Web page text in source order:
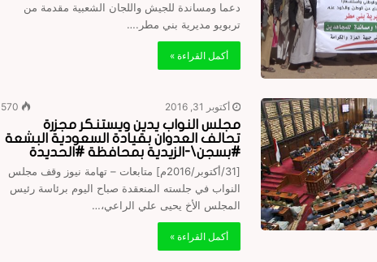
دعما ومساندة للجيش واللجان الشعبية مقدمة من
تربويو مديرية بني مطر.…
أكمل القراءة »
أكتوبر 31, 2016 570
مجلس النواب يدين ويستنكر مجزرة
تحالف العدوان بقيادة السعودية البشعة
#بسجن\-الزيدية بمحافظة #الحديدة
[31/أكتوبر/2016م] متابعات – تهامة نيوز وقف مجلس
النواب في جلسته المنعقدة صباح اليوم برئاسة رئيس
المجلس الأخ يحيى علي الراعي،…
أكمل القراءة »